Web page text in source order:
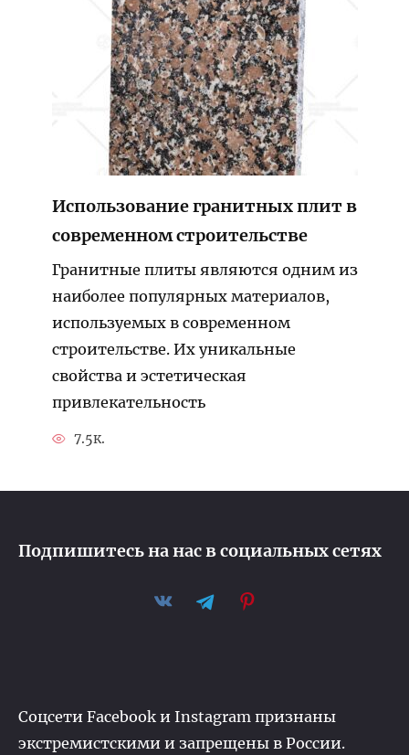
Использование гранитных плит в
современном строительстве
Гранитные плиты являются одним из
наиболее популярных материалов,
используемых в современном
строительстве. Их уникальные
свойства и эстетическая
привлекательность
7.5к.
Подпишитесь на нас в социальных сетях
Соцсети Facebook и Instagram признаны
экстремистскими и запрещены в России.